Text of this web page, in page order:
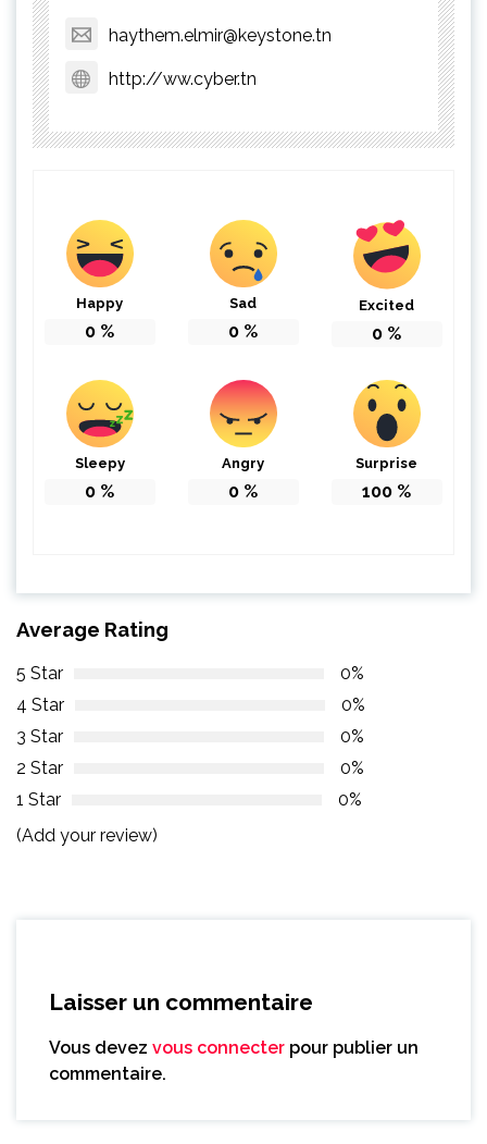
haythem.elmir@keystone.tn
http://ww.cyber.tn
Happy
0 %
Sad
0 %
Excited
0 %
Sleepy
0 %
Angry
0 %
Surprise
100 %
Average Rating
5 Star
0%
4 Star
0%
3 Star
0%
2 Star
0%
1 Star
0%
(Add your review)
Laisser un commentaire
Vous devez vous connecter pour publier un
commentaire.